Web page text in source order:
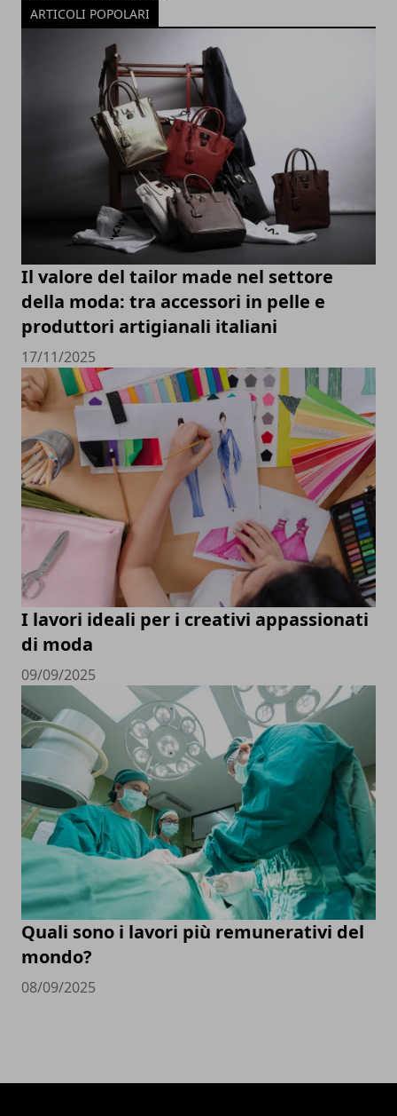
ARTICOLI POPOLARI
Il valore del tailor made nel settore
della moda: tra accessori in pelle e
produttori artigianali italiani
17/11/2025
I lavori ideali per i creativi appassionati
di moda
09/09/2025
Quali sono i lavori più remunerativi del
mondo?
08/09/2025